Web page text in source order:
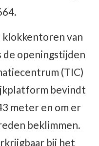
klokkentoren van
de openingstijden
(TIC)
bevindt
meter en om er
beklimmen.
bij het